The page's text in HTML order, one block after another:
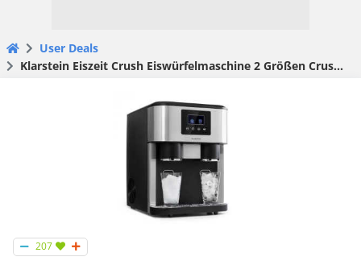
User Deals
Klarstein Eiszeit Crush Eis­wür­fel­ma­schi­ne 2 Größen Crushed Ice für 272,90 € (statt 349,99 €)
207